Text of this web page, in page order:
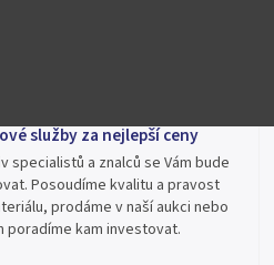
služby za nejlepší ceny
specialistů a znalců se Vám bude
Posoudíme kvalitu a pravost
prodáme v naší aukci nebo
poradíme kam investovat.